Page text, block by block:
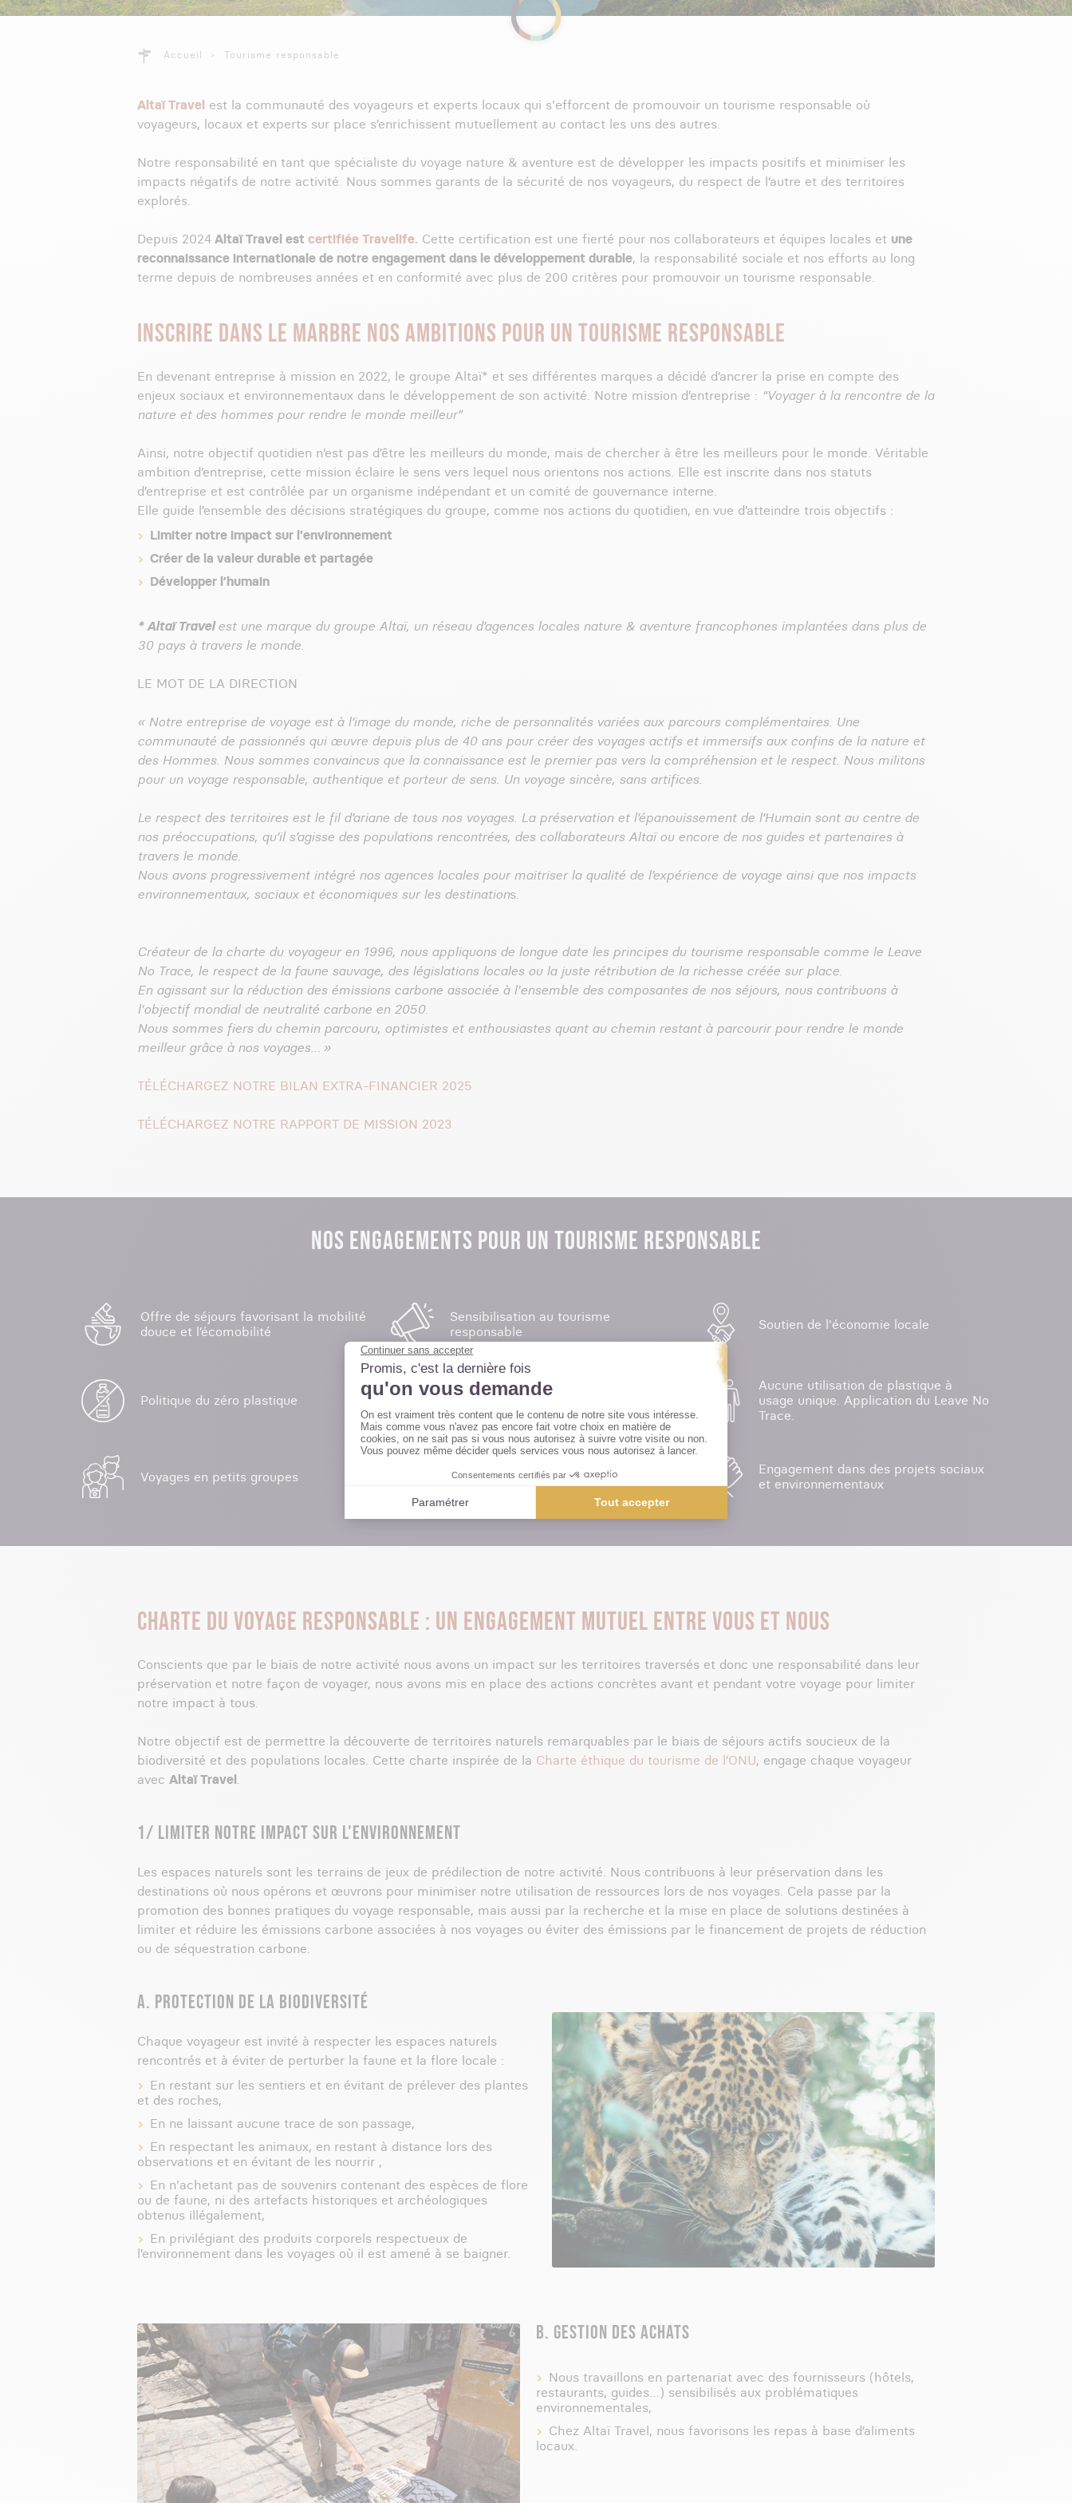
Accueil Tourisme responsable
Altaï Travel est la communauté des voyageurs et experts locaux qui s'efforcent de promouvoir un tourisme responsable où
voyageurs, locaux et experts sur place s’enrichissent mutuellement au contact les uns des autres.
Notre responsabilité en tant que spécialiste du voyage nature & aventure est de développer les impacts positifs et minimiser les
impacts négatifs de notre activité. Nous sommes garants de la sécurité de nos voyageurs, du respect de l’autre et des territoires
explorés.
Depuis 2024 Altaï Travel est certifiée Travelife. Cette certification est une fierté pour nos collaborateurs et équipes locales et une
reconnaissance internationale de notre engagement dans le développement durable, la responsabilité sociale et nos efforts au long
terme depuis de nombreuses années et en conformité avec plus de 200 critères pour promouvoir un tourisme responsable.
INSCRIRE DANS LE MARBRE NOS AMBITIONS POUR UN TOURISME RESPONSABLE
En devenant entreprise à mission en 2022, le groupe Altaï* et ses différentes marques a décidé d’ancrer la prise en compte des
enjeux sociaux et environnementaux dans le développement de son activité. Notre mission d’entreprise : “Voyager à la rencontre de la
nature et des hommes pour rendre le monde meilleur”
Ainsi, notre objectif quotidien n’est pas d’être les meilleurs du monde, mais de chercher à être les meilleurs pour le monde. Véritable
ambition d’entreprise, cette mission éclaire le sens vers lequel nous orientons nos actions. Elle est inscrite dans nos statuts
d’entreprise et est contrôlée par un organisme indépendant et un comité de gouvernance interne.
Elle guide l’ensemble des décisions stratégiques du groupe, comme nos actions du quotidien, en vue d’atteindre trois objectifs :
Limiter notre impact sur l'environnement
Créer de la valeur durable et partagée
Développer l’humain
* Altaï Travelest une marque du groupe Altaï, un réseau d’agences locales nature & aventure francophones implantées dans plus de
30 pays à travers le monde.
LE MOT DE LA DIRECTION
« Notre entreprise de voyage est à l’image du monde, riche de personnalités variées aux parcours complémentaires. Une
communauté de passionnés qui œuvre depuis plus de 40 ans pour créer des voyages actifs et immersifs aux confins de la nature et
des Hommes. Nous sommes convaincus que la connaissance est le premier pas vers la compréhension et le respect. Nous militons
pour un voyage responsable, authentique et porteur de sens. Un voyage sincère, sans artifices.
Le respect des territoires est le fil d’ariane de tous nos voyages. La préservation et l’épanouissement de l’Humain sont au centre de
nos préoccupations, qu’il s’agisse des populations rencontrées, des collaborateurs Altaï ou encore de nos guides et partenaires à
travers le monde.
Nous avons progressivement intégré nos agences locales pour maitriser la qualité de l’expérience de voyage ainsi que nos impacts
environnementaux, sociaux et économiques sur les destinations.
Créateur de la charte du voyageur en 1996, nous appliquons de longue date les principes du tourisme responsable comme le Leave
No Trace, le respect de la faune sauvage, des législations locales ou la juste rétribution de la richesse créée sur place.
En agissant sur la réduction des émissions carbone associée à l'ensemble des composantes de nos séjours, nous contribuons à
l'objectif mondial de neutralité carbone en 2050.
Nous sommes fiers du chemin parcouru, optimistes et enthousiastes quant au chemin restant à parcourir pour rendre le monde
meilleur grâce à nos voyages… »
TÉLÉCHARGEZ NOTRE BILAN EXTRA-FINANCIER 2025
TÉLÉCHARGEZ NOTRE RAPPORT DE MISSION 2023
NOS ENGAGEMENTS POUR UN TOURISME RESPONSABLE
Offre de séjours favorisant la mobilité
douce et l’écomobilité
Sensibilisation au tourisme
responsable
Soutien de l'économie locale
Politique du zéro plastique Plan de durabilité de l'équipement
Aucune utilisation de plastique à
usage unique. Application du Leave No
Trace.
Voyages en petits groupes Partage équitable de la valeur créée
Engagement dans des projets sociaux
et environnementaux
CHARTE DU VOYAGE RESPONSABLE : UN ENGAGEMENT MUTUEL ENTRE VOUS ET NOUS
Conscients que par le biais de notre activité nous avons un impact sur les territoires traversés et donc une responsabilité dans leur
préservation et notre façon de voyager, nous avons mis en place des actions concrètes avant et pendant votre voyage pour limiter
notre impact à tous.
Notre objectif est de permettre la découverte de territoires naturels remarquables par le biais de séjours actifs soucieux de la
biodiversité et des populations locales. Cette charte inspirée de la Charte éthique du tourisme de l’ONU, engage chaque voyageur
avec Altaï Travel.
1/ LIMITER NOTRE IMPACT SUR L'ENVIRONNEMENT
Les espaces naturels sont les terrains de jeux de prédilection de notre activité. Nous contribuons à leur préservation dans les
destinations où nous opérons et œuvrons pour minimiser notre utilisation de ressources lors de nos voyages. Cela passe par la
promotion des bonnes pratiques du voyage responsable, mais aussi par la recherche et la mise en place de solutions destinées à
limiter et réduire les émissions carbone associées à nos voyages ou éviter des émissions par le financement de projets de réduction
ou de séquestration carbone.
A. PROTECTION DE LA BIODIVERSITÉ
Chaque voyageur est invité à respecter les espaces naturels
rencontrés et à éviter de perturber la faune et la flore locale :
En restant sur les sentiers et en évitant de prélever des plantes
et des roches,
En ne laissant aucune trace de son passage,
En respectant les animaux, en restant à distance lors des
observations et en évitant de les nourrir ,
En n'achetant pas de souvenirs contenant des espèces de flore
ou de faune, ni des artefacts historiques et archéologiques
obtenus illégalement,
En privilégiant des produits corporels respectueux de
l’environnement dans les voyages où il est amené à se baigner.
B. GESTION DES ACHATS
Nous travaillons en partenariat avec des fournisseurs (hôtels,
restaurants, guides…) sensibilisés aux problématiques
environnementales,
Chez Altaï Travel, nous favorisons les repas à base d’aliments
locaux.